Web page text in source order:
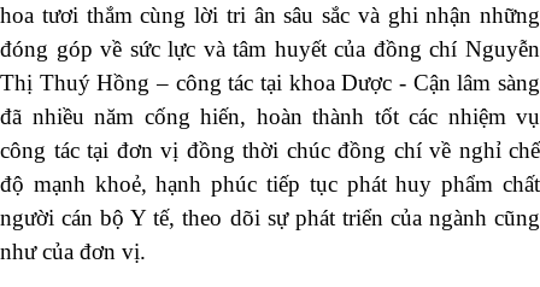
hoa tươi thắm cùng lời tri ân sâu sắc và ghi nhận những
đóng góp về sức lực và tâm huyết của đồng chí Nguyễn
Thị Thuý Hồng – công tác tại khoa Dược - Cận lâm sàng
đã nhiều năm cống hiến, hoàn thành tốt các nhiệm vụ
công tác tại đơn vị đồng thời chúc đồng chí về nghỉ chế
độ mạnh khoẻ, hạnh phúc tiếp tục phát huy phẩm chất
người cán bộ Y tế, theo dõi sự phát triển của ngành cũng
như của đơn vị.